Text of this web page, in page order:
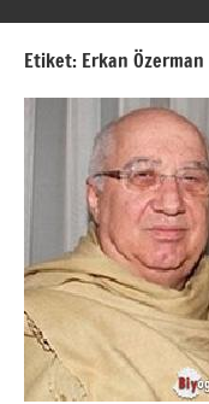
Etiket: Erkan